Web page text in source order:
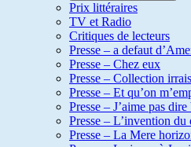
Prix littéraires
TV et Radio
Critiques de lecteurs
Presse – a defaut
Presse – Chez eux
Presse – Collection
Presse – Et qu’on
Presse – J’aime pas
Presse – L’invention du
Presse – La Mere